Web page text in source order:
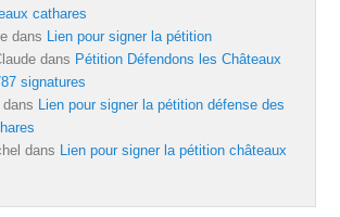
cathares
dans Lien pour signer la pétition
dans Pétition Défendons les Châteaux
signatures
dans Lien pour signer la pétition défense des
dans Lien pour signer la pétition châteaux